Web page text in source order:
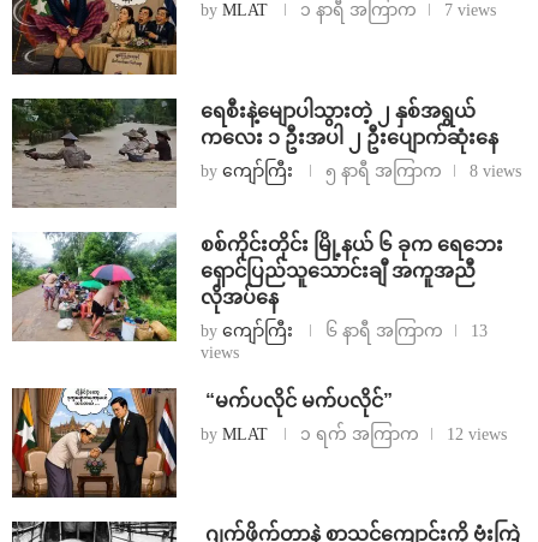
by MLAT ၁ နာရီ အကြာက 7 views
ရေစီးနဲ့မျောပါသွားတဲ့ ၂ နှစ်အရွယ်
ကလေး ၁ ဦးအပါ ၂ ဦးပျောက်ဆုံးနေ
by ကျော်ကြီး ၅ နာရီ အကြာက 8 views
စစ်ကိုင်းတိုင်း မြို့နယ် ၆ ခုက ရေဘေး
ရှောင်ပြည်သူသောင်းချီ အကူအညီ
လိုအပ်နေ
by ကျော်ကြီး ၆ နာရီ အကြာက
13
views
⁨ ⁨“မက်ပလိုင် မက်ပလိုင်”
by MLAT ၁ ရက် အကြာက 12 views
⁨⁩ ⁨ဂျက်ဖိုက်တာနဲ့ စာသင်ကျောင်းကို ဗုံးကြဲ